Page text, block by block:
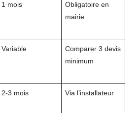
1 mois
Obligatoire en
mairie
Variable
Comparer 3 devis
minimum
2-3 mois Via l’installateur